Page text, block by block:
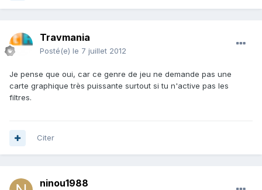
Travmania
Posté(e) le 7 juillet 2012
Je pense que oui, car ce genre de jeu ne demande pas une
carte graphique très puissante surtout si tu n'active pas les
filtres.
Citer
ninou1988